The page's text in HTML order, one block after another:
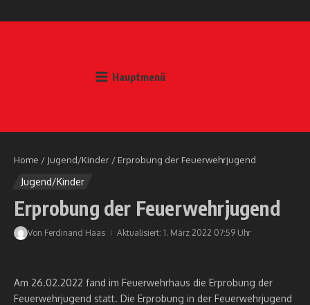
Hauptmenü
Home / Jugend/Kinder / Erprobung der Feuerwehrjugend
Jugend/Kinder
Erprobung der Feuerwehrjugend
Von Ferdinand Haas Aktualisiert: 1. März 2022 07:59 Uhr
Am 26.02.2022 fand im Feuerwehrhaus die Erprobung der
Feuerwehrjugend statt. Die Erprobung in der Feuerwehrjugend